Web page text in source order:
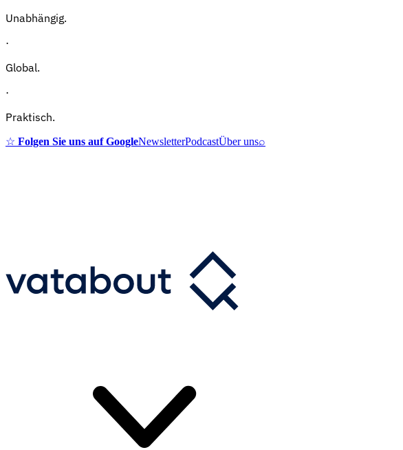
Unabhängig.
·
Global.
·
Praktisch.
☆ Folgen Sie uns auf GoogleNewsletterPodcastÜber uns⌕